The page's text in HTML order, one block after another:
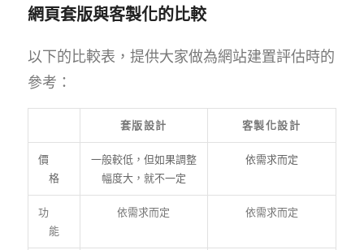
網頁套版與客製化的比較
以下的比較表，提供大家做為網站建置評估時的
參考：
套版設計 客製化設計
價
格
一般較低，但如果調整
幅度大，就不一定
依需求而定
功
能
依需求而定 依需求而定